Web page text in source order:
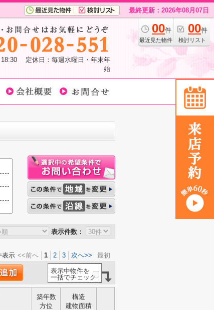
最終更新：2026年08月07日
00件
最近見た物件
00件
検討リスト
18:30 定休日：毎週水曜日・年末年
始
表示件数：
表示 <<前へ 1 2 3 次へ>> 最初
表示中物件を
一括でチェック
築年数
方位
構造
建物面積